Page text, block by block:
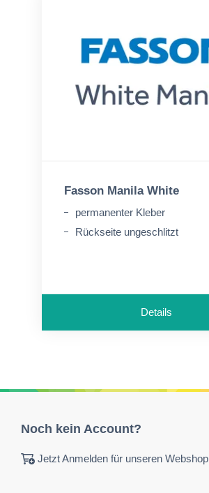
Fasson Manila White
permanenter Kleber
Rückseite ungeschlitzt
Details
Noch kein Account?
Jetzt Anmelden für unseren Webshop